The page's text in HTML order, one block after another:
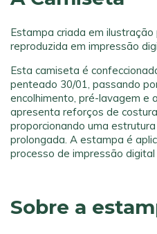
Estampa criada em
reproduzida em impressão
Esta camiseta é
penteado 30/01, passando
encolhimento, pré-lavagem e
apresenta reforços de
proporcionando uma
prolongada. A estampa é
processo de impressão digital
Sobre a